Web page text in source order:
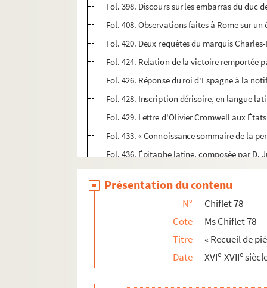
Fol. 398. Discours sur les embarras du duc
Fol. 408. Observations faites à Rome sur
Fol. 420. Deux requêtes du marquis
Fol. 424. Relation de la victoire remportée
Fol. 426. Réponse du roi d'Espagne à la
Fol. 428. Inscription dérisoire, en langue
Fol. 429. Lettre d'Olivier Cromwell aux
Fol. 433. « Connoissance sommaire de la
Fol. 436. Épitaphe latine, composée par D.
Fol. 437. Testament d'Olivier Cromwell
Fol. 439. Requête de Joseph de Margarit,
Fol. 447. Vers espagnols, composés par
Fol. 449. Consulte supposée de Hugues
I. « Table des pièces d'Estat contenuës en
Présentation du contenu
N°
Chiflet 78
Cote
Ms Chiflet 78
Titre
« Recueil de
Date
XVIe-XVIIe